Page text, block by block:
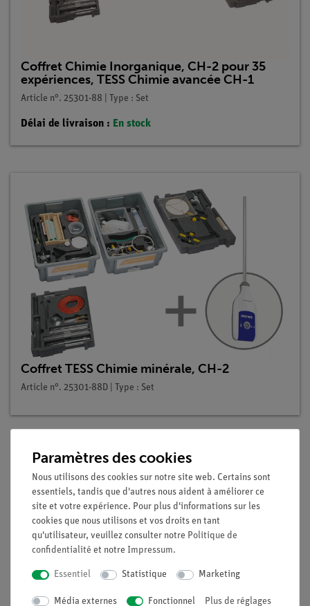
Coffret Chimie Inorganique, CH-2 pour 35
expériences, TESS Chimie avancée CH-1
Article n°. 25301-88 | Type : Set
Délai de livraison : En stock
Coffret TESS Chimie minérale, CH-2
Article n°. 25301-88D | Type : Set
Description
Principe
L'azote, qui est l'un des principaux composants de l'air, peut
être obtenu en éliminant l'oxygène. Dans cette expérience, on
fait passer un courant d'air sur de la laine d'acier chauffée et
on le fait passer dans une casserole pneumatique. L'azote
Paramètres des cookies
Nous utilisons des cookies sur notre site web. Certains sont
essentiels, tandis que d'autres nous aident à améliorer ce
site et votre expérience. Pour plus d'informations sur les
cookies que nous utilisons et vos droits en tant
qu'utilisateur, veuillez consulter notre Politique de
confidentialité et notre Impressum.
Essentiel Statistique Marketing
Média externes Fonctionnel Plus de réglages